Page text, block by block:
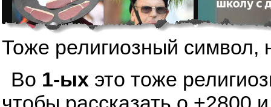
Тоже религиозный символ,
Во 1-ых это тоже